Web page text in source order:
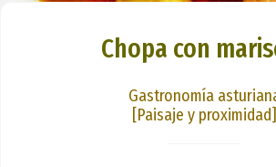
Chopa con
Gastronomía
[Paisaje y proximidad]